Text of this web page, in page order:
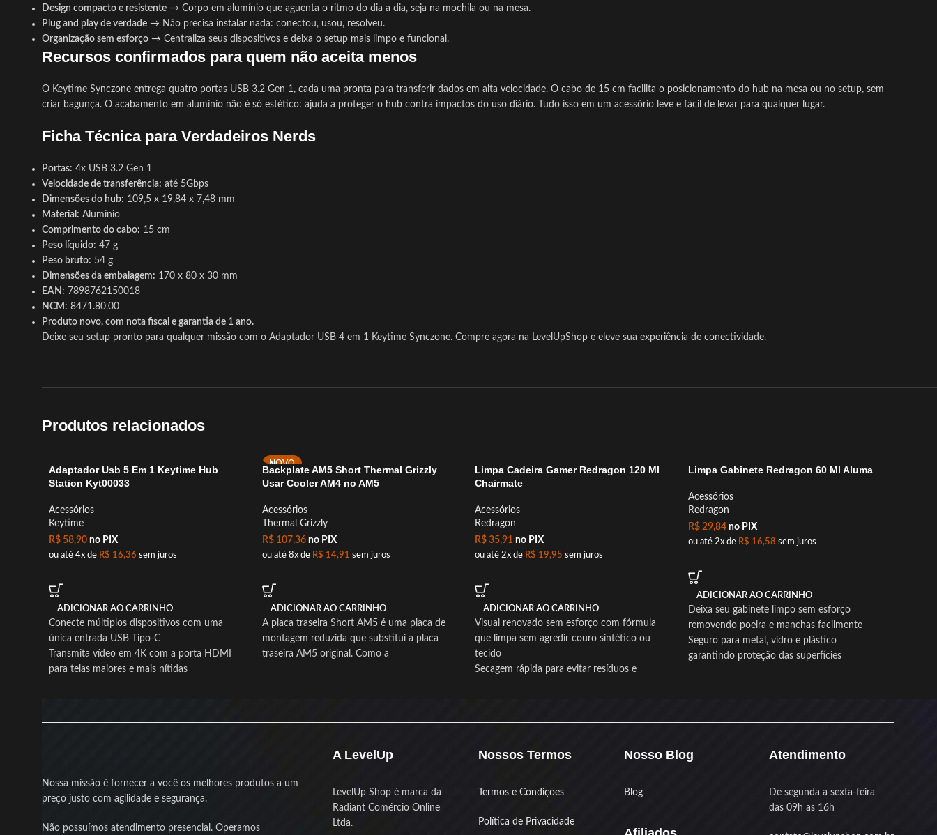
Design compacto e resistente → Corpo em alumínio que aguenta o ritmo do dia a dia, seja na mochila ou na mesa.
Plug and play de verdade → Não precisa instalar nada: conectou, usou, resolveu.
Organização sem esforço → Centraliza seus dispositivos e deixa o setup mais limpo e funcional.
Recursos confirmados para quem não aceita menos
O Keytime Synczone entrega quatro portas USB 3.2 Gen 1, cada uma pronta para transferir dados em alta velocidade. O cabo de 15 cm facilita o posicionamento do hub na mesa ou no setup, sem
criar bagunça. O acabamento em alumínio não é só estético: ajuda a proteger o hub contra impactos do uso diário. Tudo isso em um acessório leve e fácil de levar para qualquer lugar.
Ficha Técnica para Verdadeiros Nerds
Portas: 4x USB 3.2 Gen 1
Velocidade de transferência: até 5Gbps
Dimensões do hub: 109,5 x 19,84 x 7,48 mm
Material: Alumínio
Comprimento do cabo: 15 cm
Peso líquido: 47 g
Peso bruto: 54 g
Dimensões da embalagem: 170 x 80 x 30 mm
EAN: 7898762150018
NCM: 8471.80.00
Produto novo, com nota fiscal e garantia de 1 ano.
Deixe seu setup pronto para qualquer missão com o Adaptador USB 4 em 1 Keytime Synczone. Compre agora na LevelUpShop e eleve sua experiência de conectividade.
Produtos relacionados
Adaptador Usb 5 Em 1 Keytime Hub
Station Kyt00033
Acessórios
Keytime
R$ 58,90 no PIX
ou até 4x de R$ 16,36 sem juros
ADICIONAR AO CARRINHO
Conecte múltiplos dispositivos com uma
única entrada USB Tipo-C
Transmita vídeo em 4K com a porta HDMI
para telas maiores e mais nítidas
Produto novo com nota fiscal e garantia para
sua segurança
NOVO
Backplate AM5 Short Thermal Grizzly
Usar Cooler AM4 no AM5
Acessórios
Thermal Grizzly
R$107,36no PIX
ou até 8x de R$ 14,91 sem juros
ADICIONAR AO CARRINHO
A placa traseira Short AM5 é uma placa de
montagem reduzida que substitui a placa
traseira AM5 original. Como a
Limpa Cadeira Gamer Redragon 120 Ml
Chairmate
Acessórios
Redragon
R$ 35,91 no PIX
ou até 2x de R$ 19,95 sem juros
ADICIONAR AO CARRINHO
Visual renovado sem esforço com fórmula
que limpa sem agredir couro sintético ou
tecido
Secagem rápida para evitar resíduos e
Embalagem compacta de 120ml fácil de
Produto novo com nota fiscal e garantia para
Limpa Gabinete Redragon 60 Ml Aluma
Acessórios
Redragon
R$29,84no PIX
ou até 2x de R$ 16,58 sem juros
ADICIONAR AO CARRINHO
Deixa seu gabinete limpo sem esforço
removendo poeira e manchas facilmente
Seguro para metal, vidro e plástico
garantindo proteção das superfícies
Produto novo com nota fiscal e garantia para
Nossa missão é fornecer a você os melhores produtos a um
preço justo com agilidade e segurança.
Não possuímos atendimento presencial. Operamos
A LevelUp
LevelUp Shop é marca da
Radiant Comércio Online
Ltda.
Nossos Termos
Termos e Condições
Política de Privacidade
Nosso Blog
Blog
Atendimento
De segunda a sexta-feira
das 09h as 16h